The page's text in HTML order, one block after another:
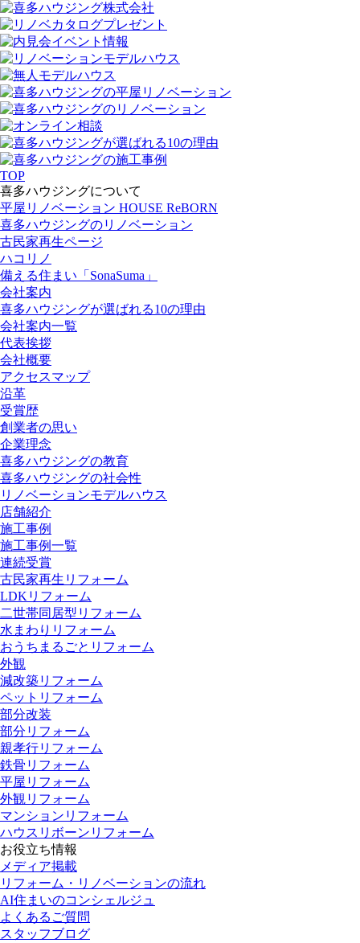
TOP
喜多ハウジングについて
平屋リノベーション HOUSE ReBORN
喜多ハウジングのリノベーション
古民家再生ページ
ハコリノ
備える住まい「SonaSuma」
会社案内
喜多ハウジングが選ばれる10の理由
会社案内一覧
代表挨拶
会社概要
アクセスマップ
沿革
受賞歴
創業者の思い
企業理念
喜多ハウジングの教育
喜多ハウジングの社会性
リノベーションモデルハウス
店舗紹介
施工事例
施工事例一覧
連続受賞
古民家再生リフォーム
LDKリフォーム
二世帯同居型リフォーム
水まわりリフォーム
おうちまるごとリフォーム
外観
減改築リフォーム
ペットリフォーム
部分改装
部分リフォーム
親孝行リフォーム
鉄骨リフォーム
平屋リフォーム
外観リフォーム
マンションリフォーム
ハウスリボーンリフォーム
お役立ち情報
メディア掲載
リフォーム・リノベーションの流れ
AI住まいのコンシェルジュ
よくあるご質問
スタッフブログ